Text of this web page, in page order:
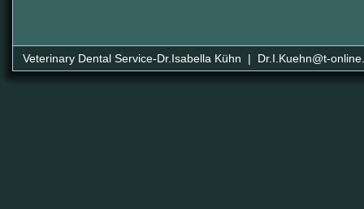
Veterinary Dental Service-Dr.Isabella Kühn | Dr.I.Kuehn@t-